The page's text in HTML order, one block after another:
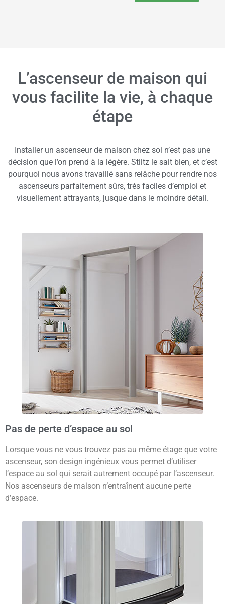
L’ascenseur de maison qui
vous facilite la vie, à chaque
étape
Installer un ascenseur de maison chez soi n’est pas une
décision que l’on prend à la légère. Stiltz le sait bien, et c’est
pourquoi nous avons travaillé sans relâche pour rendre nos
ascenseurs parfaitement sûrs, très faciles d’emploi et
visuellement attrayants, jusque dans le moindre détail.
Pas de perte d’espace au sol
Lorsque vous ne vous trouvez pas au même étage que votre
ascenseur, son design ingénieux vous permet d’utiliser
l’espace au sol qui serait autrement occupé par l’ascenseur.
Nos ascenseurs de maison n’entraînent aucune perte
d’espace.